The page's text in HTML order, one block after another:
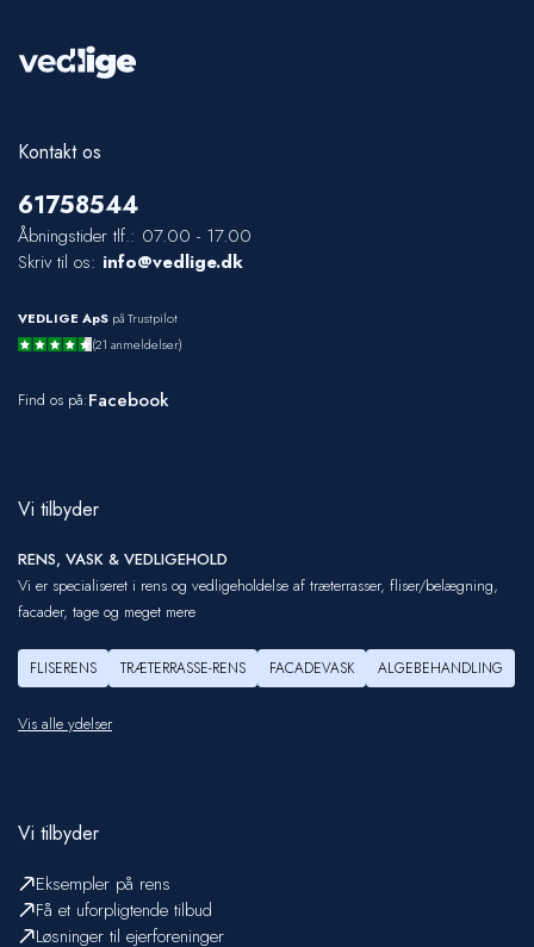
Kontakt os
61758544
Åbningstider tlf.: 07.00 - 17.00
Skriv til os: info@vedlige.dk
VEDLIGE ApS på Trustpilot
(21 anmeldelser)
Find os på:Facebook
Vi tilbyder
RENS, VASK & VEDLIGEHOLD
Vi er specialiseret i rens og vedligeholdelse af træterrasser, fliser/belægning,
facader, tage og meget mere
FLISERENS TRÆTERRASSE-RENS FACADEVASK ALGEBEHANDLING
Vis alle ydelser
Vi tilbyder
Eksempler på rens
Få et uforpligtende tilbud
Løsninger til ejerforeninger